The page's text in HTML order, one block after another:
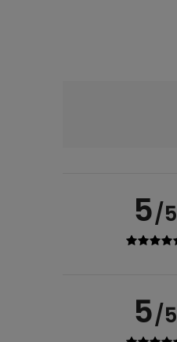
5/5
5/5